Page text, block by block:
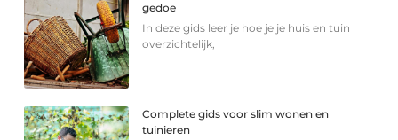
gedoe
In deze gids leer je hoe je je huis en tuin
overzichtelijk,
Complete gids voor slim wonen en
tuinieren